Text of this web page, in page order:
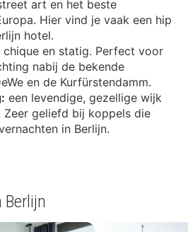
art en het beste
Hier vind je vaak een hip
hotel.
chique en statig. Perfect voor
nabij de bekende
en de Kurfürstendamm.
een levendige, gezellige wijk
geliefd bij koppels die
in Berlijn.
Berlijn